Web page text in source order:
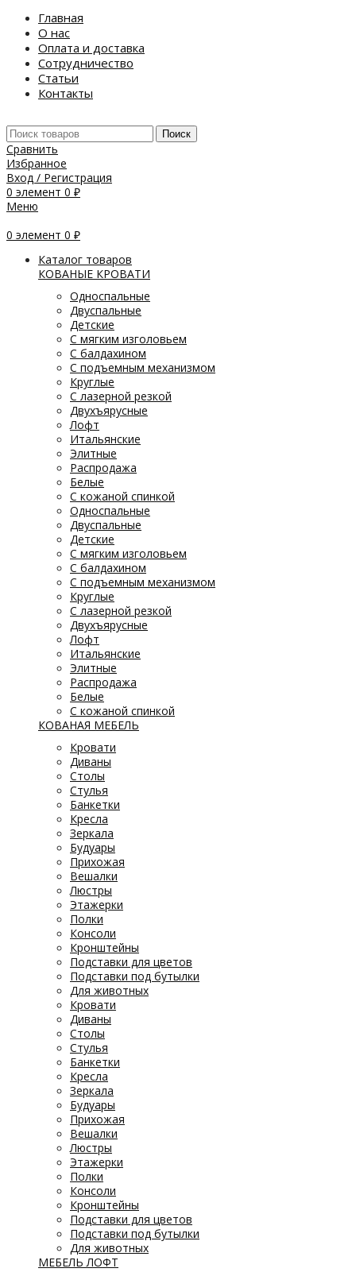
Главная
О нас
Оплата и доставка
Сотрудничество
Статьи
Контакты
Поиск
Сравнить
Избранное
Вход / Регистрация
0 элемент 0 ₽
Меню
0 элемент 0 ₽
Каталог товаров
КОВАНЫЕ КРОВАТИ
Односпальные
Двуспальные
Детские
С мягким изголовьем
С балдахином
С подъемным механизмом
Круглые
С лазерной резкой
Двухъярусные
Лофт
Итальянские
Элитные
Распродажа
Белые
С кожаной спинкой
Односпальные
Двуспальные
Детские
С мягким изголовьем
С балдахином
С подъемным механизмом
Круглые
С лазерной резкой
Двухъярусные
Лофт
Итальянские
Элитные
Распродажа
Белые
С кожаной спинкой
КОВАНАЯ МЕБЕЛЬ
Кровати
Диваны
Столы
Стулья
Банкетки
Кресла
Зеркала
Будуары
Прихожая
Вешалки
Люстры
Этажерки
Полки
Консоли
Кронштейны
Подставки для цветов
Подставки под бутылки
Для животных
Кровати
Диваны
Столы
Стулья
Банкетки
Кресла
Зеркала
Будуары
Прихожая
Вешалки
Люстры
Этажерки
Полки
Консоли
Кронштейны
Подставки для цветов
Подставки под бутылки
Для животных
МЕБЕЛЬ ЛОФТ